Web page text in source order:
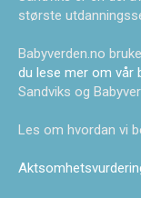
største
Babyverden.no
du lese mer om vår
Sandviks og
Les om hvordan vi